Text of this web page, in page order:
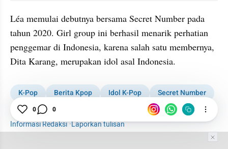
Léa memulai debutnya bersama Secret Number pada
tahun 2020. Girl group ini berhasil menarik perhatian
penggemar di Indonesia, karena salah satu membernya,
Dita Karang, merupakan idol asal Indonesia.
K-Pop Berita Kpop Idol K-Pop
Secret Number
Kontrak
Penyanyi
Informasi Redaksi·Laporkan tulisan
0 0